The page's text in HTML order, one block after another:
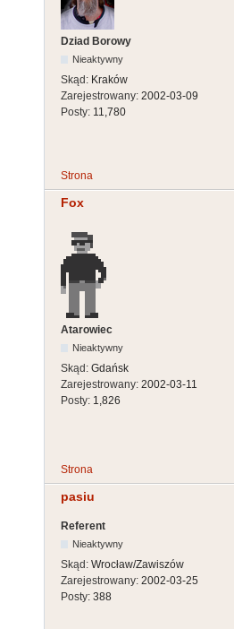
Dziad Borowy
Nieaktywny
Skąd: Kraków
Zarejestrowany: 2002-03-09
Posty: 11,780
Strona
Fox
Atarowiec
Nieaktywny
Skąd: Gdańsk
Zarejestrowany: 2002-03-11
Posty: 1,826
Strona
pasiu
Referent
Nieaktywny
Skąd: Wrocław/Zawiszów
Zarejestrowany: 2002-03-25
Posty: 388